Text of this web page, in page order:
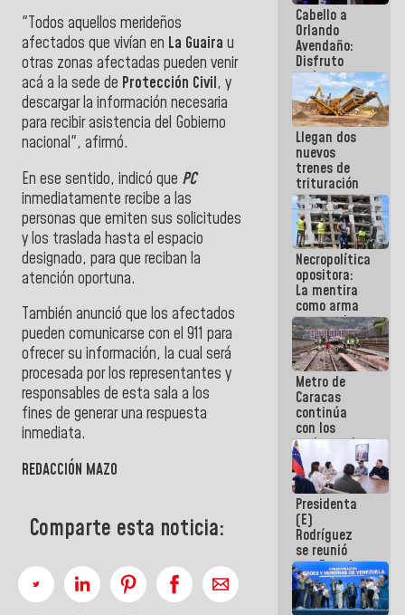
"Todos aquellos merideños
afectados que vivían en La Guaira u
otras zonas afectadas pueden venir
acá a la sede de Protección Civil, y
descargar la información necesaria
para recibir asistencia del Gobierno
nacional", afirmó.
En ese sentido, indicó que PC
inmediatamente recibe a las
personas que emiten sus solicitudes
y los traslada hasta el espacio
designado, para que reciban la
atención oportuna.
También anunció que los afectados
pueden comunicarse con el 911 para
ofrecer su información, la cual será
procesada por los representantes y
responsables de esta sala a los
fines de generar una respuesta
inmediata.
REDACCIÓN MAZO
Comparte esta noticia:
Cabello a
Orlando
Avendaño:
Disfruto
cada vez
que escribes
porque lo
que haces
es
embarrarla
Llegan dos
nuevos
trenes de
trituración
para
optimizar
manejo de
escombros
en La Guaira
Necropolítica
opositora:
La mentira
como arma
contra el
Pueblo
Metro de
Caracas
continúa
con los
trabajos de
mantenimiento
e inspección
en la Línea 2
Presidenta
(E)
Rodríguez
se reunió
con Estado
Mayor
Eléctrico